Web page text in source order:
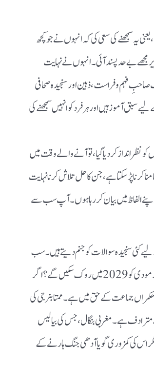
یہ سمجھنے کی سعی کی کہ انہوں نے جو کچھ
مجھے بے حد پسند آئی۔ انہوں نے نہایت
صاحبِ فہم و فراست، ذہین اور سنجیدہ صحافی
سبق آموز ہیں اور ہر فرد کو انہیں سمجھنے کی
نظر انداز کر دیا گیا، تو آنے والے وقت میں
کرنا پڑ سکتا ہے، جن کا حل تلاش کرنا نہایت
الفاظ میں بیان کر رہا ہوں۔ آپ سب سے
اطمینان بخش نہیں، بلکہ آنے والے وقت خصوصاً 2029کے لیے کئی سنجیدہ سوالات کو جنم دیتے ہیں۔ سب
سے اہم سوال یہی ہے کہ کیا اس طرزِ سیاست کے ساتھ راہل گاندھی، نریندر مودی کو 2029میں روک سکیں گے؟ اگر
حکمراں جماعت کے حق میں ہے۔ ممتا بنرجی کی
ہے۔ مغربی بنگال، جس کی بیالیس
اس کی کمزوری گویا آدھی جنگ ہارنے کے